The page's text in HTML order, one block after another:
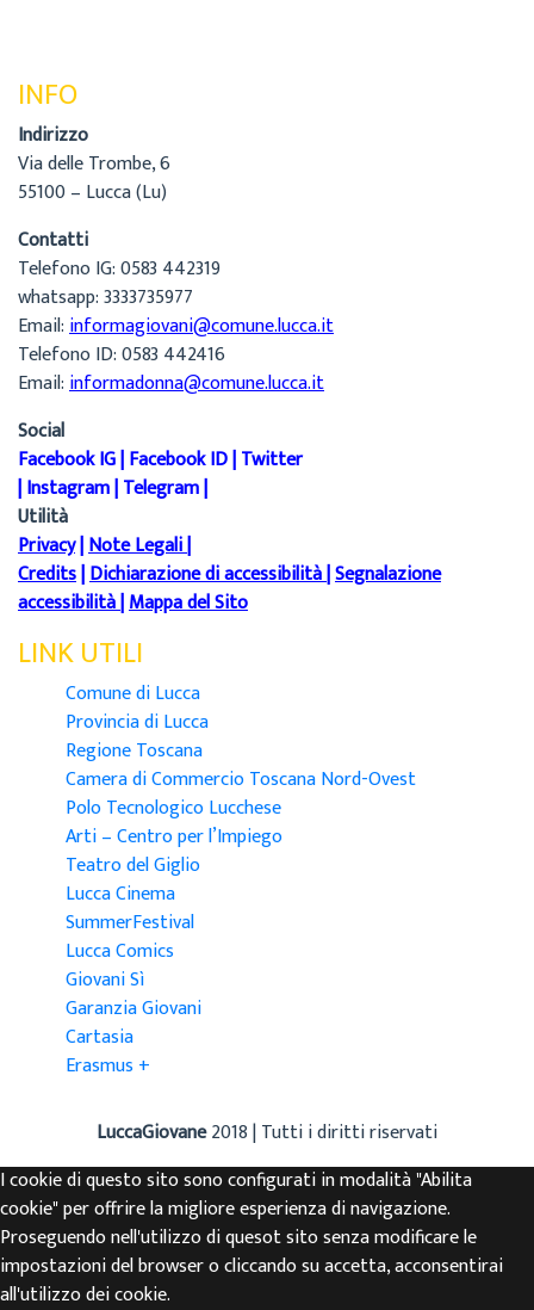
INFO
Indirizzo
Via delle Trombe, 6
55100 – Lucca (Lu)
Contatti
Telefono IG: 0583 442319
whatsapp: 3333735977
Email:informagiovani@comune.lucca.it
Telefono ID: 0583 442416
Email:informadonna@comune.lucca.it
Social
Facebook IG|Facebook ID|Twitter
|Instagram|Telegram|
Utilità
Privacy|Note Legali|
Credits|Dichiarazione di accessibilità|Segnalazione
accessibilità|Mappa del Sito
LINK UTILI
Comune di Lucca
Provincia di Lucca
Regione Toscana
Camera di Commercio Toscana Nord-Ovest
Polo Tecnologico Lucchese
Arti – Centro per l’Impiego
Teatro del Giglio
Lucca Cinema
SummerFestival
Lucca Comics
Giovani Sì
Garanzia Giovani
Cartasia
Erasmus +
LuccaGiovane2018 | Tutti i diritti riservati
I cookie di questo sito sono configurati in modalità "Abilita
cookie" per offrire la migliore esperienza di navigazione.
Proseguendo nell'utilizzo di quesot sito senza modificare le
impostazioni del browser o cliccando su accetta, acconsentirai
all'utilizzo dei cookie.